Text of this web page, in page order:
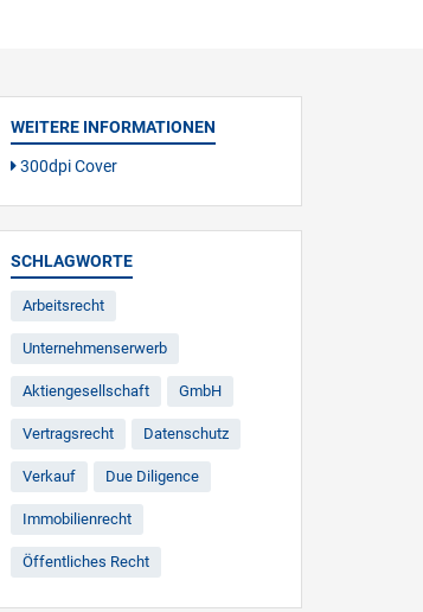
WEITERE INFORMATIONEN
300dpi Cover
SCHLAGWORTE
Arbeitsrecht
Unternehmenserwerb
Aktiengesellschaft GmbH
Vertragsrecht Datenschutz
Verkauf Due Diligence
Immobilienrecht
Öffentliches Recht